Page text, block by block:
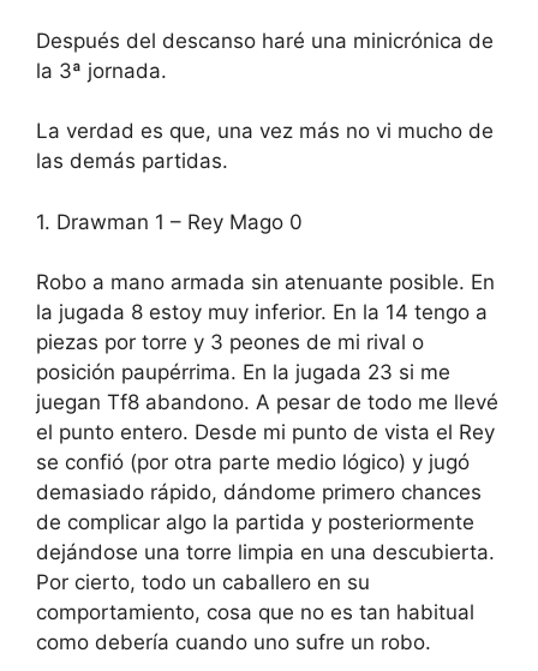
Después del descanso haré una minicrónica de
la 3ª jornada.
La verdad es que, una vez más no vi mucho de
las demás partidas.
1. Drawman 1 – Rey Mago 0
Robo a mano armada sin atenuante posible. En
la jugada 8 estoy muy inferior. En la 14 tengo a
piezas por torre y 3 peones de mi rival o
posición paupérrima. En la jugada 23 si me
juegan Tf8 abandono. A pesar de todo me llevé
el punto entero. Desde mi punto de vista el Rey
se confió (por otra parte medio lógico) y jugó
demasiado rápido, dándome primero chances
de complicar algo la partida y posteriormente
dejándose una torre limpia en una descubierta.
Por cierto, todo un caballero en su
comportamiento, cosa que no es tan habitual
como debería cuando uno sufre un robo.